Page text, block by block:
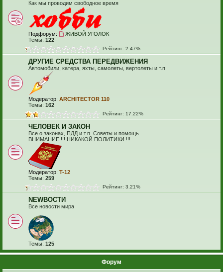
Как мы проводим свободное время
Подфорум:
ЖИВОЙ УГОЛОК
Темы: 122
Рейтинг: 2.47%
ДРУГИЕ СРЕДСТВА ПЕРЕДВИЖЕНИЯ
Автомобили, катера, яхты, самолеты, вертолеты и т.п
Модератор: ARCHITECTOR 110
Темы: 162
Рейтинг: 17.22%
ЧЕЛОВЕК И ЗАКОН
Все о законах, ПДД и т.п. Советы и помощь.
ВНИМАНИЕ !!! НИКАКОЙ ПОЛИТИКИ !!!
Модератор: T-12
Темы: 259
Рейтинг: 3.21%
NEWВОСТИ
Все новости мира
Темы: 125
Форум